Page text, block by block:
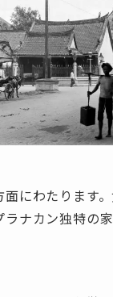
にわたります
ナカン独特の